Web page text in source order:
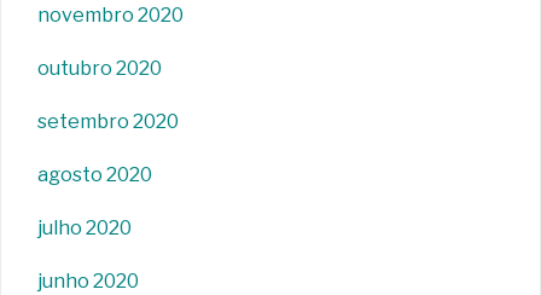
novembro 2020
outubro 2020
setembro 2020
agosto 2020
julho 2020
junho 2020